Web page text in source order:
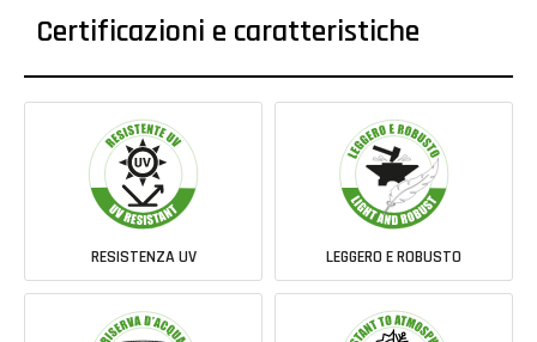
Certificazioni e caratteristiche
RESISTENZA UV LEGGERO E ROBUSTO